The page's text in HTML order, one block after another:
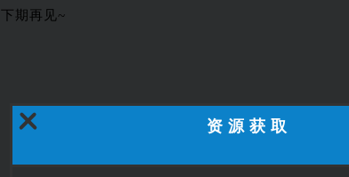
下期再见~
资源获取